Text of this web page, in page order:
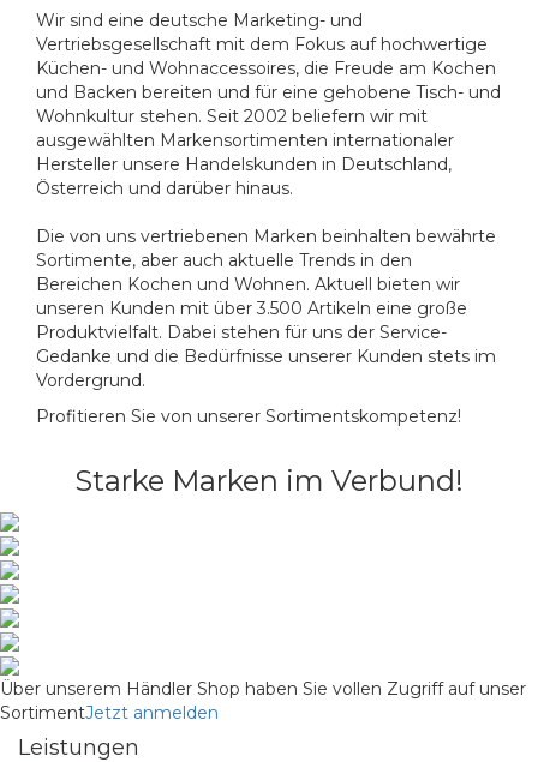
Wir sind eine deutsche Marketing- und
Vertriebsgesellschaft mit dem Fokus auf hochwertige
Küchen- und Wohnaccessoires, die Freude am Kochen
und Backen bereiten und für eine gehobene Tisch- und
Wohnkultur stehen. Seit 2002 beliefern wir mit
ausgewählten Markensortimenten internationaler
Hersteller unsere Handelskunden in Deutschland,
Österreich und darüber hinaus.
Die von uns vertriebenen Marken beinhalten bewährte
Sortimente, aber auch aktuelle Trends in den
Bereichen Kochen und Wohnen. Aktuell bieten wir
unseren Kunden mit über 3.500 Artikeln eine große
Produktvielfalt. Dabei stehen für uns der Service-
Gedanke und die Bedürfnisse unserer Kunden stets im
Vordergrund.
Profitieren Sie von unserer Sortimentskompetenz!
Starke Marken im Verbund!
Über unserem Händler Shop haben Sie vollen Zugriff auf unser
SortimentJetzt anmelden
Leistungen